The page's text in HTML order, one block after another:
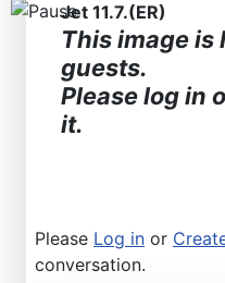
Jet 11.7.(ER)
This image is
guests.
Please log in
it.
Please Log in or
conversation.